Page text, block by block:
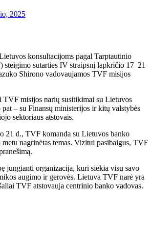
2025
konsultacijoms pagal Tarptautinio
sutarties IV straipsnį lapkričio 17–21
Shirono vadovaujamos TVF misijos
TVF misijos narių susitikimai su Lietuvos
– su Finansų ministerijos ir kitų valstybės
sektoriaus atstovais.
21 d., TVF komanda su Lietuvos banko
nagrinėtas temas. Vizitui pasibaigus, TVF
jungianti organizacija, kuri siekia visų savo
augimo ir gerovės. Lietuva TVF narė yra
TVF atstovauja centrinio banko vadovas.